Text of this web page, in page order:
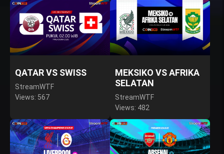
QATAR VS SWISS
StreamWTF
Views: 567
MEKSIKO VS AFRIKA
SELATAN
StreamWTF
Views: 482